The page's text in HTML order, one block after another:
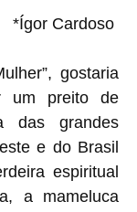
*Ígor Cardoso
gostaria
um preito de
das grandes
e do Brasil
espiritual
a mameluca